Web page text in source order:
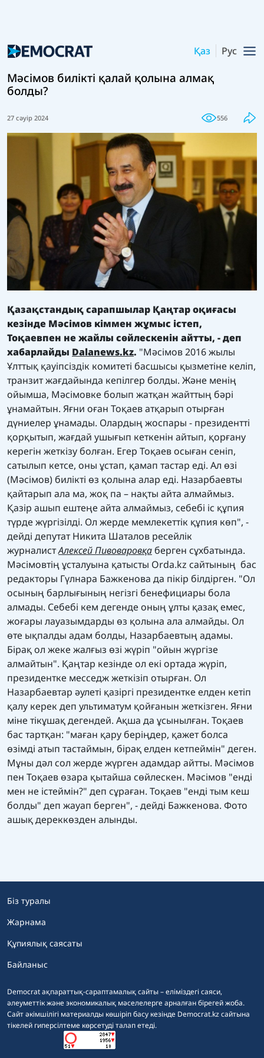
Қаз Рус
Мәсімов билікті қалай қолына алмақ
болды?
27 сәуір 2024 556
Қазақстандық сарапшылар Қаңтар оқиғасы
кезінде Мәсімов кіммен жұмыс істеп,
Тоқаевпен не жайлы сөйлескенін айтты, - деп
хабарлайды Dalanews.kz. "Мәсімов 2016 жылы
Ұлттық қауіпсіздік комитеті басшысы қызметіне келіп,
транзит жағдайында кепілгер болды. Және менің
ойымша, Мәсімовке болып жатқан жайттың бәрі
ұнамайтын. Яғни оған Тоқаев атқарып отырған
дүниелер ұнамады. Олардың жоспары - президентті
қорқытып, жағдай ушығып кеткенін айтып, қорғану
керегін жеткізу болған. Егер Тоқаев осыған сеніп,
сатылып кетсе, оны ұстап, қамап тастар еді. Ал өзі
(Мәсімов) билікті өз қолына алар еді. Назарбаевты
қайтарып ала ма, жоқ па – нақты айта алмаймыз.
Қазір ашып ештеңе айта алмаймыз, себебі іс құпия
түрде жүргізілді. Ол жерде мемлекеттік құпия көп", -
дейді депутат Никита Шаталов ресейлік
журналистАлексей Пивоваровқаберген сұхбатында.
Мәсімовтің ұсталуына қатысты Orda.kz сайтының бас
редакторы Гүлнара Бажкенова да пікір білдірген. "Ол
осының барлығының негізгі бенефициары бола
алмады. Себебі кем дегенде оның ұлты қазақ емес,
жоғары лауазымдарды өз қолына ала алмайды. Ол
өте ықпалды адам болды, Назарбаевтың адамы.
Бірақ ол жеке жалғыз өзі жүріп "ойын жүргізе
алмайтын". Қаңтар кезінде ол екі ортада жүріп,
президентке месседж жеткізіп отырған. Ол
Назарбаевтар әулеті қазіргі президентке елден кетіп
қалу керек деп ультиматум қойғанын жеткізген. Яғни
міне тікұшақ дегендей. Ақша да ұсынылған. Тоқаев
бас тартқан: "маған қару беріңдер, қажет болса
өзімді атып тастаймын, бірақ елден кетпеймін" деген.
Мұны дәл сол жерде жүрген адамдар айтты. Мәсімов
пен Тоқаев өзара қытайша сөйлескен. Мәсімов "енді
мен не істеймін?" деп сұраған. Тоқаев "енді тым кеш
болды" деп жауап берген", - дейді Бажкенова. Фото
ашық дереккөзден алынды.
Democrat ақпараттық-сараптамалық сайты – еліміздегі саяси,
әлеуметтік және экономикалық мәселелерге арналған бірегей жоба.
Сайт әкімшілігі материалды көшіріп басу кезінде Democrat.kz сайтына
тікелей гиперсілтеме көрсетуді талап етеді.
Біз туралы
Жарнама
Құпиялық саясаты
Байланыс